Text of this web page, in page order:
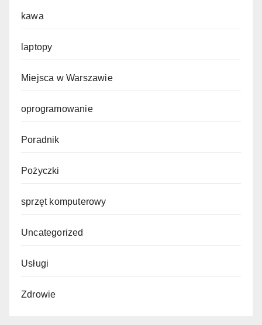
kawa
laptopy
Miejsca w Warszawie
oprogramowanie
Poradnik
Pożyczki
sprzęt komputerowy
Uncategorized
Usługi
Zdrowie